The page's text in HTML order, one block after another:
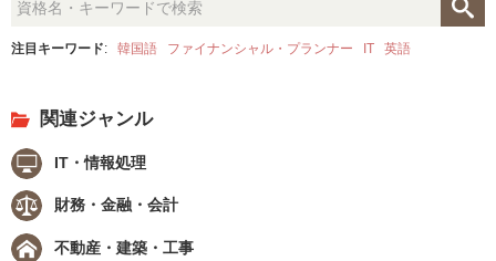
注目キーワード: 韓国語 ファイナンシャル・プランナー IT 英語
関連ジャンル
IT・情報処理
財務・金融・会計
不動産・建築・工事